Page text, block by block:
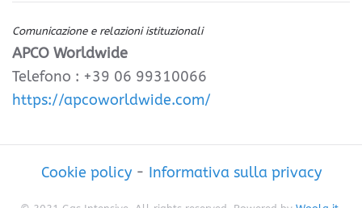
Comunicazione e relazioni istituzionali
APCO Worldwide
Telefono : +39 06 99310066
https://apcoworldwide.com/
Cookie policy- Informativa sulla privacy